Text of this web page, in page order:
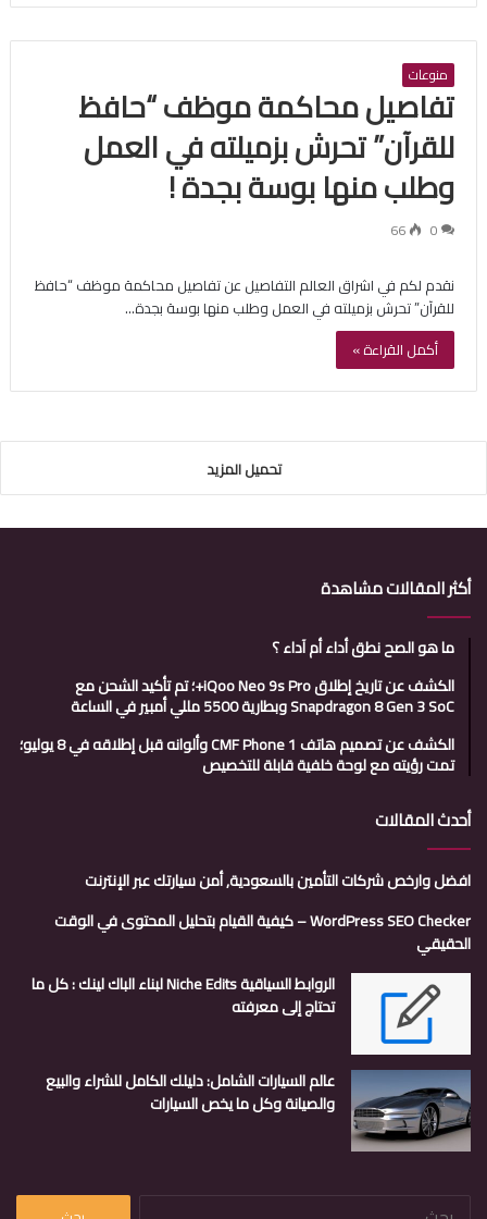
منوعات
تفاصيل محاكمة موظف “حافظ
للقرآن” تحرش بزميلته في العمل
وطلب منها بوسة بجدة !
0
66
نقدم لكم في اشراق العالم التفاصيل عن تفاصيل محاكمة موظف “حافظ
للقرآن” تحرش بزميلته في العمل وطلب منها بوسة بجدة…
أكمل القراءة »
تحميل المزيد
أكثر المقالات مشاهدة
ما هو الصح نطق أداء أم آداء ؟
الكشف عن تاريخ إطلاق iQoo Neo 9s Pro+؛ تم تأكيد الشحن مع
Snapdragon 8 Gen 3 SoC وبطارية 5500 مللي أمبير في الساعة
الكشف عن تصميم هاتف CMF Phone 1 وألوانه قبل إطلاقه في 8 يوليو؛
تمت رؤيته مع لوحة خلفية قابلة للتخصيص
أحدث المقالات
افضل وارخص شركات التأمين بالسعودية, أمن سيارتك عبر الإنترنت
WordPress SEO Checker – كيفية القيام بتحليل المحتوى في الوقت
الحقيقي
الروابط السياقية Niche Edits لبناء الباك لينك : كل ما
تحتاج إلى معرفته
عالم السيارات الشامل: دليلك الكامل للشراء والبيع
والصيانة وكل ما يخص السيارات
البحث